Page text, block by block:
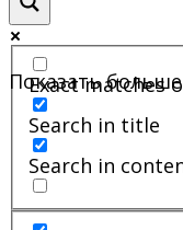
Показать
Exact matches
Search in title
Search in